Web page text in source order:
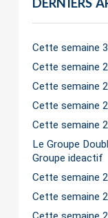
Cette semaine
Cette semaine
Cette semaine
Cette semaine
Cette semaine
Le Groupe
Groupe ideactif
Cette semaine
Cette semaine